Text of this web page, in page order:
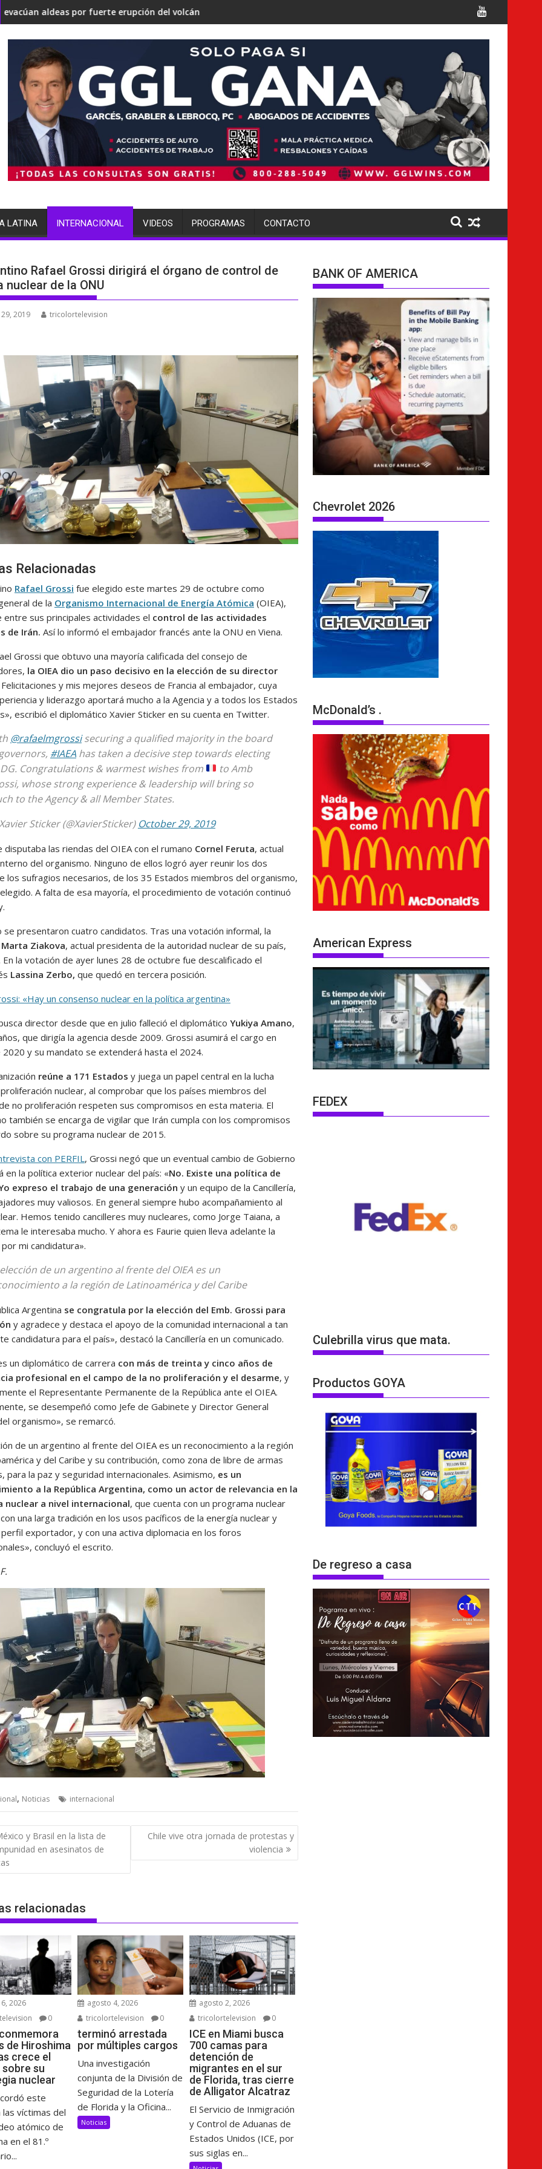
en una 'Gaza silenciosa'
su estrategia nuclear
fuerte erupción del volcán de Fuegoterminó arrestada por múltiples cargos Italia confirma la muerte de 7 nacionales
LATINA INTERNACIONAL VIDEOS PROGRAMAS CONTACTO
Rafael Grossi dirigirá el órgano de control de
nuclear de la ONU
2019 tricolortelevision
Relacionadas
Rafael Grossi fue elegido este martes 29 de octubre como
de la Organismo Internacional de Energía Atómica (OIEA),
entre sus principales actividades el control de las actividades
de Irán. Así lo informó el embajador francés ante la ONU en Viena.
Grossi que obtuvo una mayoría calificada del consejo de
la OIEA dio un paso decisivo en la elección de su director
Felicitaciones y mis mejores deseos de Francia al embajador, cuya
y liderazgo aportará mucho a la Agencia y a todos los Estados
escribió el diplomático Xavier Sticker en su cuenta en Twitter.
@rafaelmgrossisecuring a qualified majority in the board
#IAEAhas taken a decisive step towards electing
Congratulations & warmest wishes from
to Amb
whose strong experience & leadership will bring so
to the Agency & all Member States.
Sticker (@XavierSticker) October 29, 2019
disputaba las riendas del OIEA con el rumano Cornel Feruta, actual
del organismo. Ninguno de ellos logró ayer reunir los dos
los sufragios necesarios, de los 35 Estados miembros del organismo,
A falta de esa mayoría, el procedimiento de votación continuó
se presentaron cuatro candidatos. Tras una votación informal, la
Marta Ziakova, actual presidenta de la autoridad nuclear de su país,
la votación de ayer lunes 28 de octubre fue descalificado el
Lassina Zerbo, que quedó en tercera posición.
«Hay un consenso nuclear en la política argentina»
director desde que en julio falleció el diplomático Yukiya Amano,
que dirigía la agencia desde 2009. Grossi asumirá el cargo en
y su mandato se extenderá hasta el 2024.
reúne a 171 Estados y juega un papel central en la lucha
nuclear, al comprobar que los países miembros del
no proliferación respeten sus compromisos en esta materia. El
también se encarga de vigilar que Irán cumpla con los compromisos
sobre su programa nuclear de 2015.
con PERFIL , Grossi negó que un eventual cambio de Gobierno
en la política exterior nuclear del país: «No. Existe una política de
expreso el trabajo de una generación y un equipo de la Cancillería,
muy valiosos. En general siempre hubo acompañamiento al
Hemos tenido cancilleres muy nucleares, como Jorge Taiana, a
le interesaba mucho. Y ahora es Faurie quien lleva adelante la
mi candidatura».
de un argentino al frente del OIEA es un
a la región de Latinoamérica y del Caribe
Argentina se congratula por la elección del Emb. Grossi para
y agradece y destaca el apoyo de la comunidad internacional a tan
candidatura para el país», destacó la Cancillería en un comunicado.
un diplomático de carrera con más de treinta y cinco años de
profesional en el campo de la no proliferación y el desarme, y
el Representante Permanente de la República ante el OIEA.
se desempeñó como Jefe de Gabinete y Director General
organismo», se remarcó.
de un argentino al frente del OIEA es un reconocimiento a la región
y del Caribe y su contribución, como zona de libre de armas
para la paz y seguridad internacionales. Asimismo, es un
a la República Argentina, como un actor de relevancia en la
nuclear a nivel internacional, que cuenta con un programa nuclear
una larga tradición en los usos pacíficos de la energía nuclear y
exportador, y con una activa diplomacia en los foros
concluyó el escrito.
, Noticias internacional
y Brasil en la lista de
en asesinatos de
Chile vive otra jornada de protestas y
violencia
relacionadas
2026
0
de Hiroshima
crece el
su
nuclear
este
las víctimas del
atómico de
en el 81.º
agosto 4, 2026
tricolortelevision
0
terminó arrestada
por múltiples cargos
Una investigación
conjunta de la División de
Seguridad de la Lotería
de Florida y la Oficina...
Noticias
agosto 2, 2026
tricolortelevision
0
ICE en Miami busca
700 camas para
detención de
migrantes en el sur
de Florida, tras cierre
de Alligator Alcatraz
El Servicio de Inmigración
y Control de Aduanas de
Estados Unidos (ICE, por
sus siglas en...
BANK OF AMERICA
Chevrolet 2026
McDonald’s .
American Express
FEDEX
Culebrilla virus que mata.
Productos GOYA
De regreso a casa